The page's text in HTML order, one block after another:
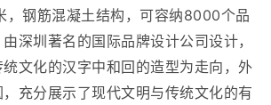
，钢筋混凝土结构，可容纳8000个品
深圳著名的国际品牌设计公司设计，
文化的汉字中和回的造型为走向，外
充分展示了现代文明与传统文化的有